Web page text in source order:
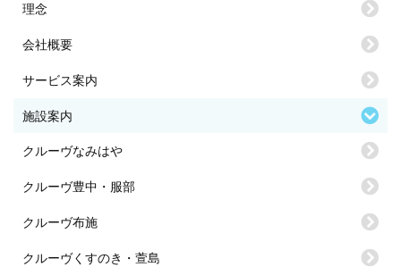
理念
会社概要
サービス案内
施設案内
クルーヴなみはや
クルーヴ豊中・服部
クルーヴ布施
クルーヴくすのき・萱島